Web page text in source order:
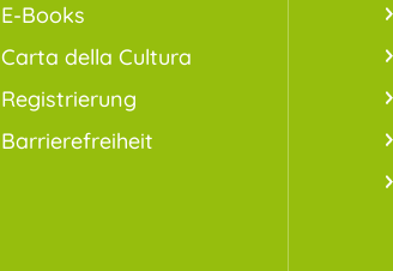
E-Books
Carta della Cultura
Registrierung
Barrierefreiheit